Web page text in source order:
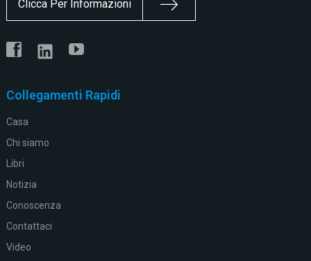
Clicca Per Informazioni
Collegamenti Rapidi
Casa
Chi siamo
Libri
Notizia
Conoscenza
Contattaci
Video